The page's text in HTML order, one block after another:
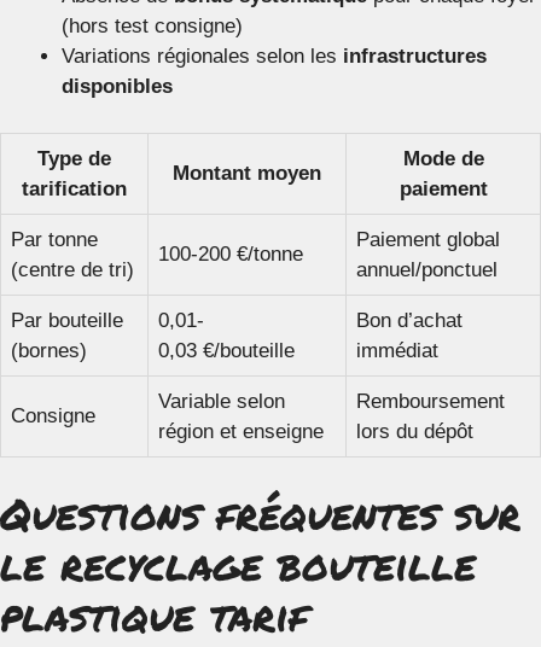
(hors test consigne)
Variations régionales selon les infrastructures
disponibles
Type de
tarification
Montant moyen
Mode de
paiement
Par tonne
(centre de tri)
100-200 €/tonne
Paiement global
annuel/ponctuel
Par bouteille
(bornes)
0,01-
0,03 €/bouteille
Bon d’achat
immédiat
Consigne
Variable selon
région et enseigne
Remboursement
lors du dépôt
Questions fréquentes sur
le recyclage bouteille
plastique tarif